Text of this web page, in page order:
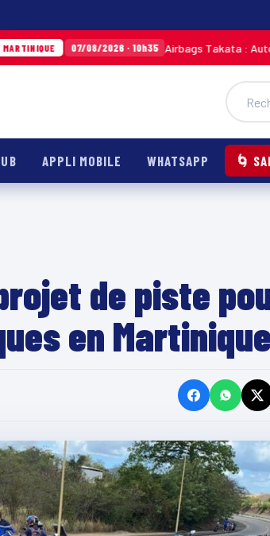
07/08/2026 · 10h35 Airbags Takata : Autos GM lance
APPLI MOBILE WHATSAPP 🌀
de piste
en